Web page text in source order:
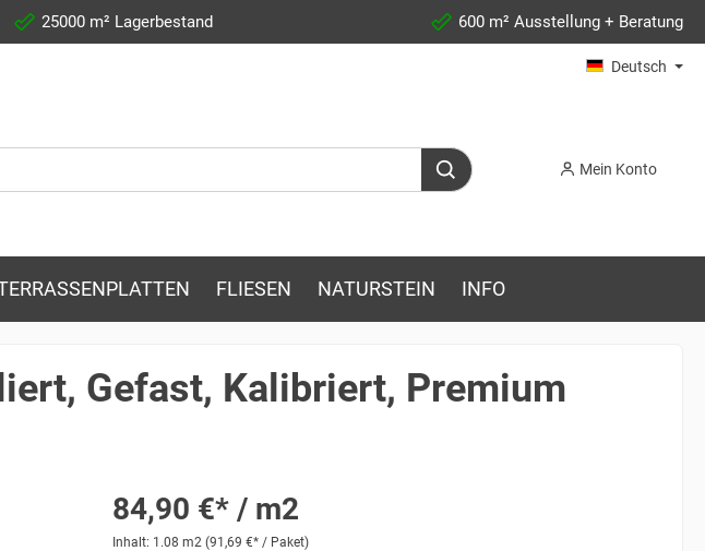
25000 m² Lagerbestand 600 m² Ausstellung + Beratung
Deutsch
Mein Konto
FLIESEN NATURSTEIN INFO
Gefast, Kalibriert, Premium
84,90 €* / m2
Inhalt: 1.08 m2 (91,69 €* / Paket)